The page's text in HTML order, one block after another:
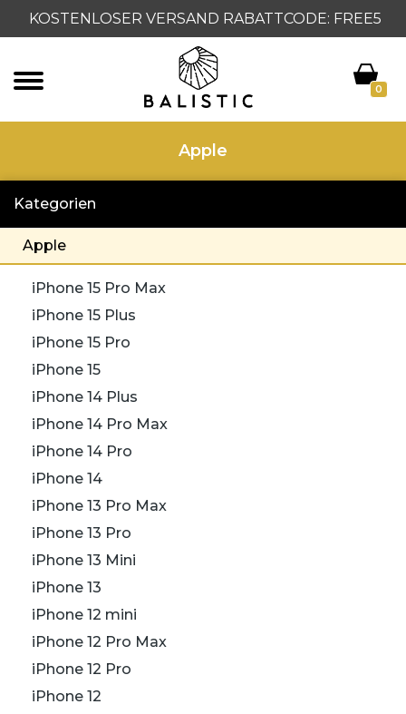
KOSTENLOSER VERSAND RABATTCODE: FREE5
0
Apple
Kategorien
Apple
iPhone 15 Pro Max
iPhone 15 Plus
iPhone 15 Pro
iPhone 15
iPhone 14 Plus
iPhone 14 Pro Max
iPhone 14 Pro
iPhone 14
iPhone 13 Pro Max
iPhone 13 Pro
iPhone 13 Mini
iPhone 13
iPhone 12 mini
iPhone 12 Pro Max
iPhone 12 Pro
iPhone 12